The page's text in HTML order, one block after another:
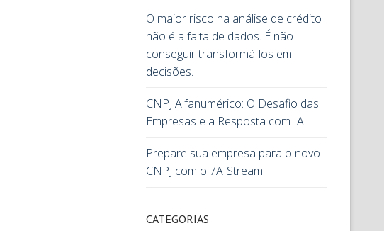
O maior risco na análise de crédito
não é a falta de dados. É não
conseguir transformá-los em
decisões.
CNPJ Alfanumérico: O Desafio das
Empresas e a Resposta com IA
Prepare sua empresa para o novo
CNPJ com o 7AIStream
CATEGORIAS